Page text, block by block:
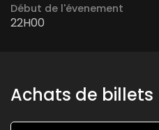
Début de l'évenement
22H00
Achats de billets